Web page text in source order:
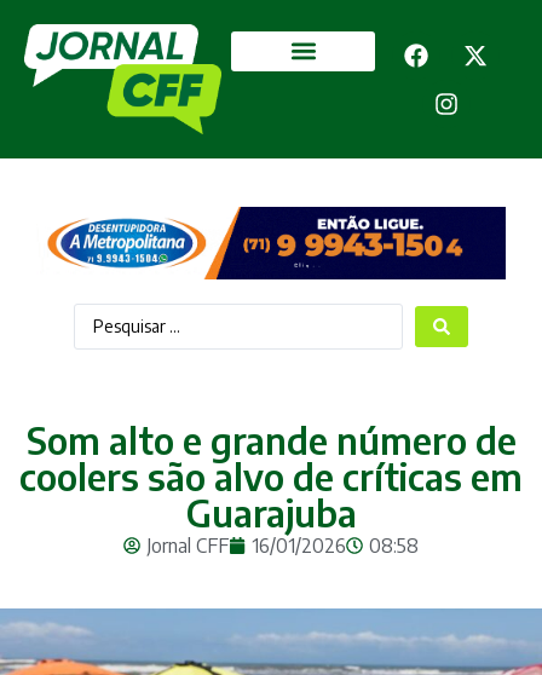
Som alto e grande número de
coolers são alvo de críticas em
Guarajuba
Jornal CFF 16/01/2026 08:58